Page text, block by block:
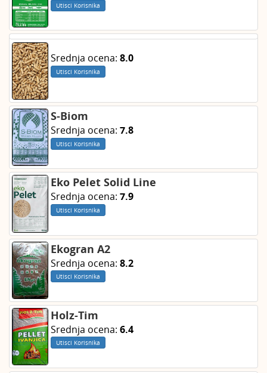
Utisci Korisnika
Srednja ocena: 8.0
Utisci Korisnika
S-Biom
Srednja ocena: 7.8
Utisci Korisnika
Eko Pelet Solid Line
Srednja ocena: 7.9
Utisci Korisnika
Ekogran A2
Srednja ocena: 8.2
Utisci Korisnika
Holz-Tim
Srednja ocena: 6.4
Utisci Korisnika